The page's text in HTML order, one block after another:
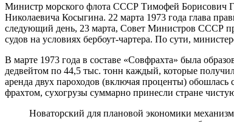
Министр морского флота СССР Тимофей Борисович
Николаевича Косыгина. 22 марта 1973 года глава
следующий день, 23 марта, Совет Министров СССР
судов на условиях бербоут-чартера. По сути,
В марте 1973 года в составе «Совфрахта» была
дедвейтом по 44,5 тыс. тонн каждый, которые
аренда двух пароходов (включая проценты)
фрахтом, сухогрузы суммарно принесли стране
Новаторский для плановой экономики